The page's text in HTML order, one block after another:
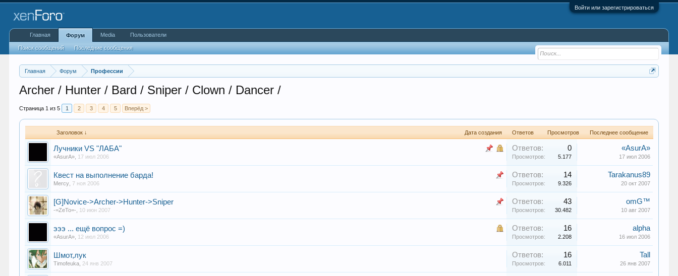
Войти или зарегистрироваться
Главная Форум Профессии
Archer / Hunter / Bard / Sniper / Clown / Dancer /
Страница 1 из 5 1 2 3 4 5 Вперёд >
Заголовок ↓ Дата создания Ответов Просмотров Последнее сообщение
Лучники VS "ЛАБА"
«AsurA» 17 июл 2006
Ответов: 0
Просмотров: 5.177
«AsurA»
17 июл 2006
Квест на выполнение барда!
Mercy 7 ноя 2006
Ответов: 14
Просмотров: 9.326
Tarakanus89
20 окт 2007
[G]Novice->Archer->Hunter->Sniper
-=ZeTo=- 10 июн 2007
Ответов: 43
Просмотров: 30.482
omG™
10 авг 2007
эээ ... ещё вопрос =)
«AsurA» 12 июл 2006
Ответов: 16
Просмотров: 2.208
alpha
16 июл 2006
Шмот,лук
Timofeuka 24 янв 2007
Ответов: 16
Просмотров: 6.011
Tall
26 янв 2007
Главная Форум
Поиск сообщений Последние сообщения
Media Пользователи